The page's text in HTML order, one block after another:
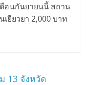
อนกันยายนนี้ สถาน
ยียวยา 2,000 บาท
13 จังหวัด